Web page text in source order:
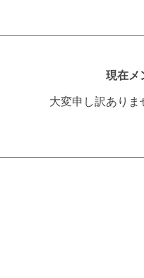
現在メ
大変申し訳あり